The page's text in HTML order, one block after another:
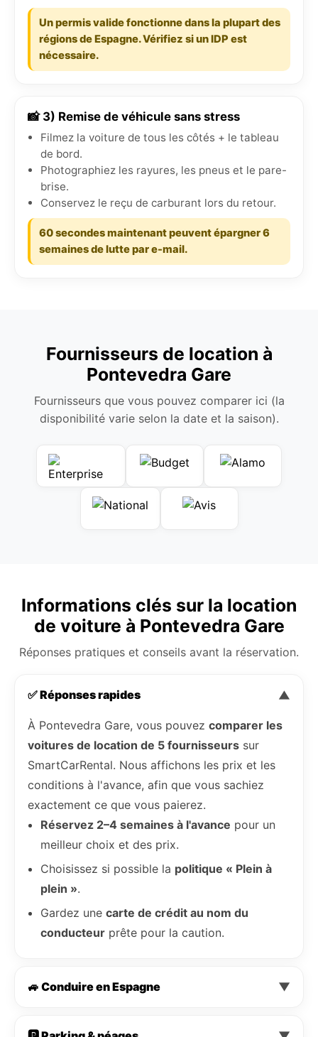
Un permis valide fonctionne dans la plupart des
régions de Espagne. Vérifiez si un IDP est
nécessaire.
📸 3) Remise de véhicule sans stress
Filmez la voiture de tous les côtés + le tableau
de bord.
Photographiez les rayures, les pneus et le pare-
brise.
Conservez le reçu de carburant lors du retour.
60 secondes maintenant peuvent épargner 6
semaines de lutte par e-mail.
Fournisseurs de location à
Pontevedra Gare
Fournisseurs que vous pouvez comparer ici (la
disponibilité varie selon la date et la saison).
Informations clés sur la location
de voiture à Pontevedra Gare
Réponses pratiques et conseils avant la réservation.
✅ Réponses rapides ▼
À Pontevedra Gare, vous pouvez comparer les
voitures de location de 5 fournisseurs sur
SmartCarRental. Nous affichons les prix et les
conditions à l'avance, afin que vous sachiez
exactement ce que vous paierez.
Réservez 2–4 semaines à l'avance pour un
meilleur choix et des prix.
Choisissez si possible la politique « Plein à
plein ».
Gardez une carte de crédit au nom du
conducteur prête pour la caution.
🚙 Conduire en Espagne ▼